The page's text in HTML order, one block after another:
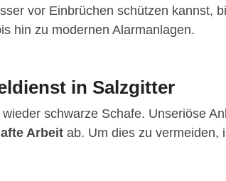
vor Einbrüchen schützen kannst,
hin zu modernen Alarmanlagen.
in Salzgitter
wieder schwarze Schafe. Unseriöse
Arbeit ab. Um dies zu vermeiden,